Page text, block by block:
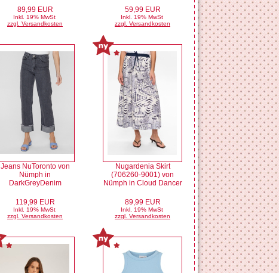
89,99 EUR
Inkl. 19% MwSt
zzgl. Versandkosten
59,99 EUR
Inkl. 19% MwSt
zzgl. Versandkosten
Jeans NuToronto von
Nümph in
DarkGreyDenim
119,99 EUR
Inkl. 19% MwSt
zzgl. Versandkosten
Nugardenia Skirt
(706260-9001) von
Nümph in Cloud Dancer
89,99 EUR
Inkl. 19% MwSt
zzgl. Versandkosten